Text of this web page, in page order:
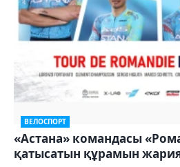
ВЕЛОСПОРТ
«Астана» командасы
қатысатын құрамын